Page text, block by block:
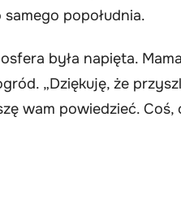
popołudnia.
była napięta.
„Dziękuję, że
wam powiedzieć.